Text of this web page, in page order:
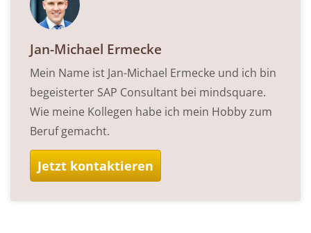
Jan-Michael Ermecke
Mein Name ist Jan-Michael Ermecke und ich bin
begeisterter SAP Consultant bei mindsquare.
Wie meine Kollegen habe ich mein Hobby zum
Beruf gemacht.
Jetzt kontaktieren